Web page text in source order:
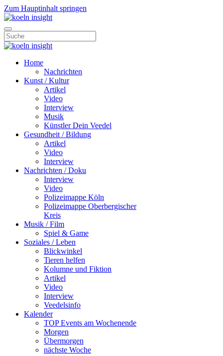
Zum Hauptinhalt springen
Home
Nachrichten
Kunst / Kultur
Artikel
Video
Interview
Musik
Künstler Dein Veedel
Gesundheit / Bildung
Artikel
Video
Interview
Nachrichten / Doku
Interview
Video
Polizeimappe Köln
Polizeimappe Oberbergischer
Kreis
Musik / Film
Spiel & Game
Soziales / Leben
Blickwinkel
Tieren helfen
Kolumne und Fiktion
Artikel
Video
Interview
Veedelsinfo
Kalender
TOP Events am Wochenende
Morgen
Übermorgen
nächste Woche